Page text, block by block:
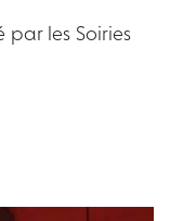
les Soiries